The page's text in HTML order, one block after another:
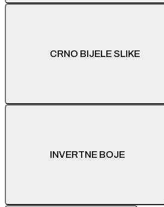
CRNO BIJELE SLIKE
INVERTNE BOJE